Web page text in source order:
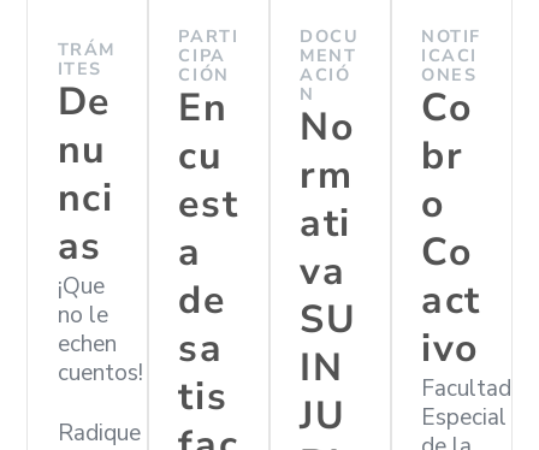
TRÁM
ITES
De
nu
nci
as
¡Que
no le
echen
cuentos!
Radique
PARTI
CIPA
CIÓN
En
cu
est
a
de
sa
tis
DOCU
MENT
ACIÓ
N
No
rm
ati
va
SU
IN
JU
NOTIF
ICACI
ONES
Co
br
o
Co
act
ivo
Facultad
Especial